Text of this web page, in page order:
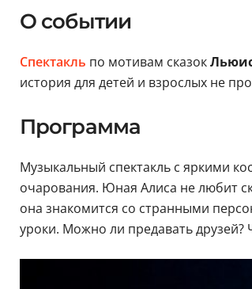
О событии
Спектакль по мотивам сказок
история для детей и взрослых не
Программа
Музыкальный спектакль с яркими
очарования. Юная Алиса не любит
она знакомится со странными
уроки. Можно ли предавать друзей?